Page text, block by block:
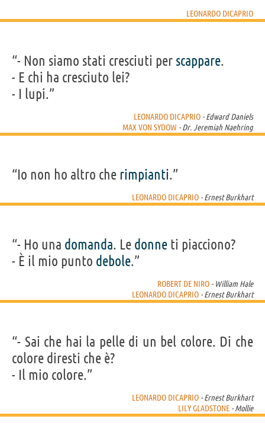
LEONARDO DICAPRIO
“- Non siamo stati cresciuti per scappare.
- E chi ha cresciuto lei?
- I lupi.”
LEONARDO DICAPRIO - Edward Daniels
MAX VON SYDOW - Dr. Jeremiah Naehring
“Io non ho altro che rimpianti.”
LEONARDO DICAPRIO - Ernest Burkhart
“- Ho una domanda. Le donne ti piacciono?
- È il mio punto debole.”
ROBERT DE NIRO - William Hale
LEONARDO DICAPRIO - Ernest Burkhart
“- Sai che hai la pelle di un bel colore. Di che
colore diresti che è?
- Il mio colore.”
LEONARDO DICAPRIO - Ernest Burkhart
LILY GLADSTONE - Mollie